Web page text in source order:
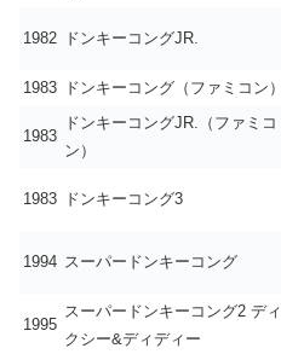
1982 ドンキーコングJR.
1983 ドンキーコング（ファミコン）
1983
ドンキーコングJR.（ファミコ
ン）
1983 ドンキーコング3
1994 スーパードンキーコング
1995
スーパードンキーコング2 ディ
クシー&ディディー